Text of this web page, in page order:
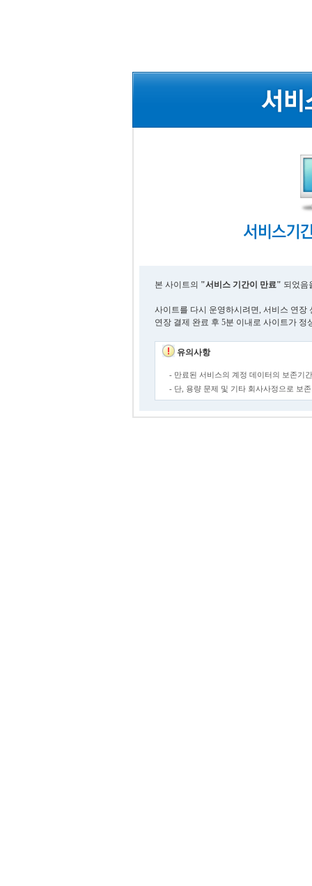
본 사이트의 "서비스 기간이 만료" 되었음
사이트를 다시 운영하시려면, 서비스 연장
연장 결제 완료 후 5분 이내로 사이트가 정
유의사항
- 만료된 서비스의 계정 데이터의 보존기
- 단, 용량 문제 및 기타 회사사정으로 보